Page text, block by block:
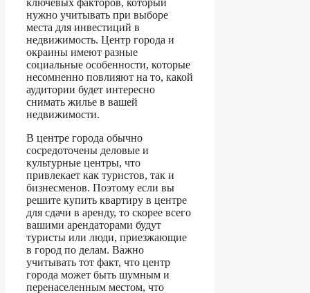
ключевых факторов, который
нужно учитывать при выборе
места для инвестиций в
недвижимость. Центр города и
окраины имеют разные
социальные особенности, которые
несомненно повлияют на то, какой
аудитории будет интересно
снимать жилье в вашей
недвижимости.
В центре города обычно
сосредоточены деловые и
культурные центры, что
привлекает как туристов, так и
бизнесменов. Поэтому если вы
решите купить квартиру в центре
для сдачи в аренду, то скорее всего
вашими арендаторами будут
туристы или люди, приезжающие
в город по делам. Важно
учитывать тот факт, что центр
города может быть шумным и
перенаселенным местом, что